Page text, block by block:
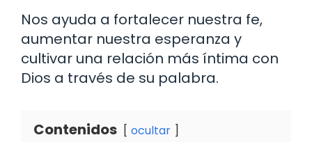
Nos ayuda a fortalecer nuestra fe,
aumentar nuestra esperanza y
cultivar una relación más íntima con
Dios a través de su palabra.
Contenidos ocultar